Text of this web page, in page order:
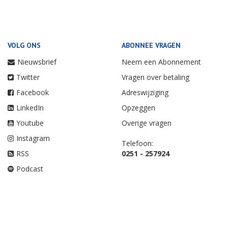
VOLG ONS
Nieuwsbrief
Twitter
Facebook
LinkedIn
Youtube
Instagram
RSS
Podcast
ABONNEE VRAGEN
Neem een Abonnement
Vragen over betaling
Adreswijziging
Opzeggen
Overige vragen
Telefoon:
0251 - 257924